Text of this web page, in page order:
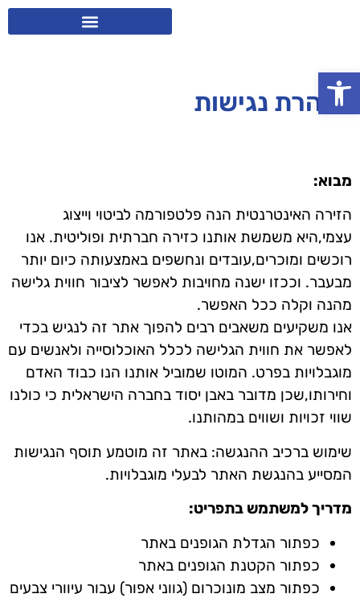
הצהרת נגישות
מבוא:
הזירה האינטרנטית הנה פלטפורמה לביטוי וייצוג
עצמי,היא משמשת אותנו כזירה חברתית ופוליטית. אנו
רוכשים ומוכרים,עובדים ונחשפים באמצעותה כיום יותר
מבעבר. וככזו ישנה מחויבות לאפשר לציבור חווית גלישה
מהנה וקלה ככל האפשר.
אנו משקיעים משאבים רבים להפוך אתר זה לנגיש בכדי
לאפשר את חווית הגלישה לכלל האוכלוסייה ולאנשים עם
מוגבלויות בפרט. המוטו שמוביל אותנו הנו כבוד האדם
וחירותו,שכן מדובר באבן יסוד בחברה הישראלית כי כולנו
שווי זכויות ושווים במהותנו.
שימוש ברכיב ההנגשה: באתר זה מוטמע תוסף הנגישות
המסייע בהנגשת האתר לבעלי מוגבלויות.
מדריך למשתמש בתפריט:
כפתור הגדלת הגופנים באתר
כפתור הקטנת הגופנים באתר
כפתור מצב מונוכרום (גווני אפור) עבור עיוורי צבעים
פתח סרגל נגישות